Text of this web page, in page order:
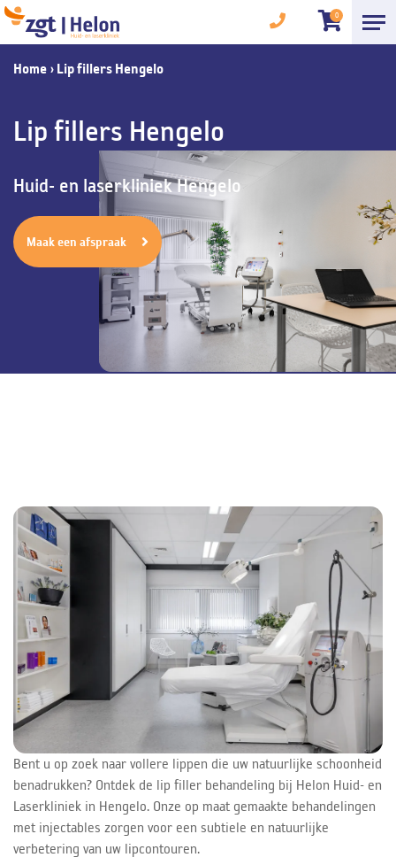
0
Home › Lip fillers Hengelo
Lip fillers Hengelo
Huid- en laserkliniek Hengelo
Maak een afspraak
Bent u op zoek naar vollere lippen die uw natuurlijke schoonheid
benadrukken? Ontdek de lip filler behandeling bij Helon Huid- en
Laserkliniek in Hengelo. Onze op maat gemaakte behandelingen
met injectables zorgen voor een subtiele en natuurlijke
verbetering van uw lipcontouren.